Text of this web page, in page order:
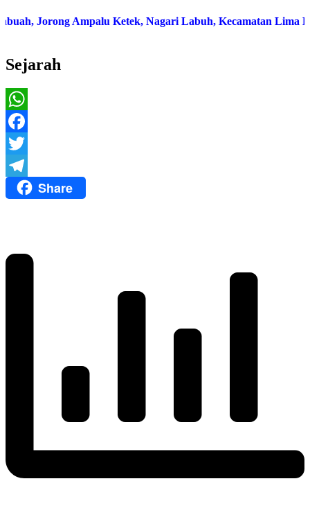
Jorong Ampalu Ketek, Nagari Labuh, Kecamatan Lima
Sejarah
WhatsApp
Facebook
Twitter
TelegramShare